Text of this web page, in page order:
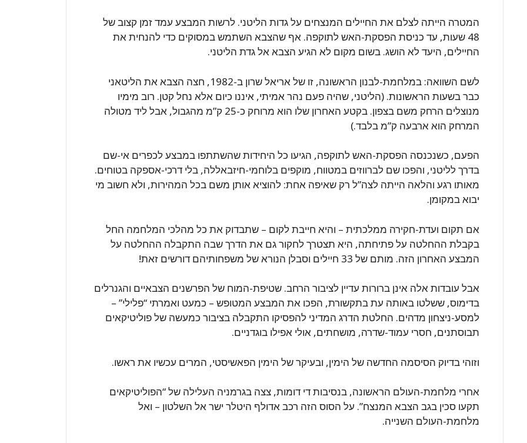
המטרה הייתה לצלם את החיילים המנצחים על גדות הליטני. לרשות המבצע עמד זמן קצוב של
48 שעות, עד כניסת הפסקת-האש לתוקפה. אף שהצבא השתמש במסוקים כדי להנחית את
החיילים, היעד לא הושג. בשום מקום לא הגיע הצבא אל גדת הליטני.
לשם השוואה: במלחמת-לבנון הראשונה, זו של אריאל שרון ב-1982, חצה הצבא את הליטאני
כבר בשעות הראשונות. (הליטני, שהיה פעם נהר אמיתי, איננו כיום אלא נחל קטן. רוב מימיו
מנוצלים הרחק משם בצפון. בקטע האחרון שלו הוא מרוחק כ-25 ק”מ מהגבול, אבל ליד מטולה
המרחק הוא ארבעה ק”מ בלבד.)
הפעם, כשנכנסה הפסקת-האש לתוקפה, הגיעו כל היחידות שהשתתפו במבצע לכפרים אי-שם
בדרך לליטני, והפכו שם לברווזים במטווח, מוקפים בלוחמי-חיזבאללה, בלי דרכי-אספקה בטוחים.
מאותו רגע והלאה הייתה לצה”ל רק שאיפה אחת: להוציא אותן משם בכל המהירות, ולא חשוב מי
יבוא במקומן.
אם תקום ועדת-חקירה ממלכתית – והיא חייבת לקום – שתבדוק את כל מהלכי המלחמה החל
בקבלת ההחלטה על פתיחתה, היא תצטרך לחקור גם את הדרך שבה התקבלה ההחלטה על
המבצע האחרון הזה. מותם של 33 חיילים וסבלן הנורא של משפחותיהם דורשים זאת!
אבל עובדות אלה אינן ברורות עדיין לציבור הרחב. שטיפת-המוח של הפרשנים הצבאיים והגנרלים
בדימוס, ששלטו באותה עת בתקשורת, הפכו את המבצע המטופש – כמעט ואמרתי “פלילי” –
למסע-ניצחון מדהים. החלטת הדרג המדיני להפסיקו התקבלה בציבור כמעשה של פוליטיקאים
תבוסתנים, חסרי עמוד-שדרה, מושחתים, אולי אפילו בוגדניים.
וזוהי בדיוק הסיסמה החדשה של הימין, ובעיקר של הימין הפאשיסטי, המרים עכשיו את ראשו.
אחרי מלחמת-העולם הראשונה, בנסיבות די דומות, צצה בגרמניה העלילה של “הפוליטיקאים
תקעו סכין בגב הצבא המנצח”. על הסוס הזה רכב אדולף היטלר ישר אל השלטון – ואל
מלחמת-העולם השנייה.